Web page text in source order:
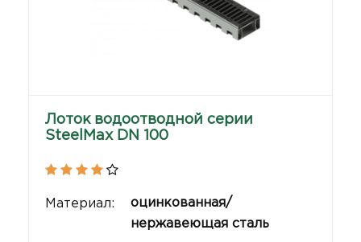
Лоток водоотводной серии
SteelMax DN 100
Материал:
оцинкованная/
нержавеющая сталь